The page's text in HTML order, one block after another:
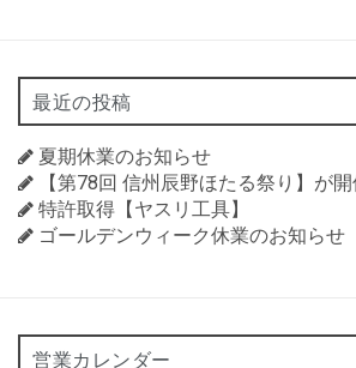
最近の投稿
夏期休業のお知らせ
【第78回 信州辰野ほたる祭り】が
特許取得【ヤスリ工具】
ゴールデンウィーク休業のお知らせ
営業カレンダー